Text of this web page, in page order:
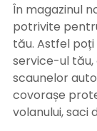
În magazinul
potrivite
tău. Astfel
service-ul tău,
scaunelor
covorașe
volanului, saci